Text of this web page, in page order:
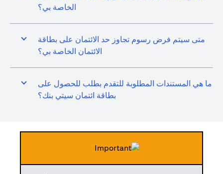
الخاصة بي؟
متى سيتم فرض رسوم تجاوز حد الائتمان على بطاقة
الائتمان الخاصة بي؟
ما هي المستندات المطلوبة للتقدم بطلب للحصول على
بطاقة ائتمان سيتي بنك؟